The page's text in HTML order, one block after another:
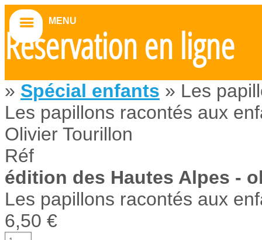
Réservation en ligne
» Spécial enfants » Les
Les papillons racontés aux
Olivier Tourillon
Réf
édition des Hautes Alpes -
Les papillons racontés aux
6,50 €
MENU